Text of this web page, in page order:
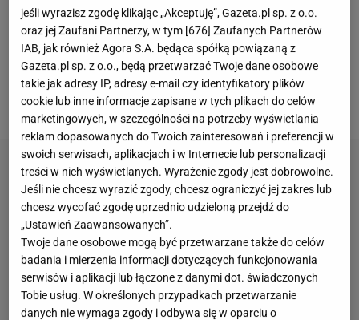
hierarchii ma takich zawodników, jak Gianluca
Mancini, Evan Ndicka, Mario Hermoso czy Daniele
Ghilardi. To raczej zwiastuje rychłytransfer
Ziółkowskiego" -pisał o nim Aleksander Bernard ze
Sport.pl.
jeśli wyrazisz zgodę klikając „Akceptuję”, Gazeta.pl sp. z o.o.
oraz jej Zaufani Partnerzy, w tym [676] Zaufanych Partnerów
IAB, jak również Agora S.A. będąca spółką powiązaną z
Gazeta.pl sp. z o.o., będą przetwarzać Twoje dane osobowe
takie jak adresy IP, adresy e-mail czy identyfikatory plików
cookie lub inne informacje zapisane w tych plikach do celów
marketingowych, w szczególności na potrzeby wyświetlania
reklam dopasowanych do Twoich zainteresowań i preferencji w
swoich serwisach, aplikacjach i w Internecie lub personalizacji
treści w nich wyświetlanych. Wyrażenie zgody jest dobrowolne.
Jeśli nie chcesz wyrazić zgody, chcesz ograniczyć jej zakres lub
chcesz wycofać zgodę uprzednio udzieloną przejdź do
„Ustawień Zaawansowanych”.
Twoje dane osobowe mogą być przetwarzane także do celów
badania i mierzenia informacji dotyczących funkcjonowania
serwisów i aplikacji lub łączone z danymi dot. świadczonych
Tobie usług. W określonych przypadkach przetwarzanie
danych nie wymaga zgody i odbywa się w oparciu o